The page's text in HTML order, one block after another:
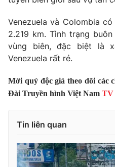
Chất lượng cuộc sống
Hitech Công nghệ tương lai
Sản phẩm
Thị trường
Tư vấn
Giao lưu trực tuyến
Lịch phát sóng
Chuyên mục khác
Photo
Venezuela và Colombia
2.219 km. Tình trạng
vùng biên, đặc biệt là
Venezuela rất rẻ.
Mời quý độc giả theo dõi các
Đài Truyền hình Việt Nam TV
Tin liên quan